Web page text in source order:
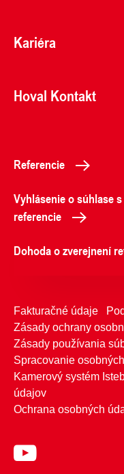
Kariéra
Hoval Kontakt
Referencie
Vyhlásenie o súhlase
referencie
Dohoda o zverejnení
Fakturačné údaje
Zásady ochrany
Zásady používania
Spracovanie
Kamerový systém
údajov
Ochrana osobných